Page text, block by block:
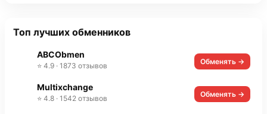
Топ лучших обменников
ABCObmen
⭐ 4.9 · 1873 отзывов Обменять →
Multixchange
⭐ 4.8 · 1542 отзывов Обменять →